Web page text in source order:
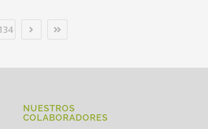
NUESTROS
COLABORADORES